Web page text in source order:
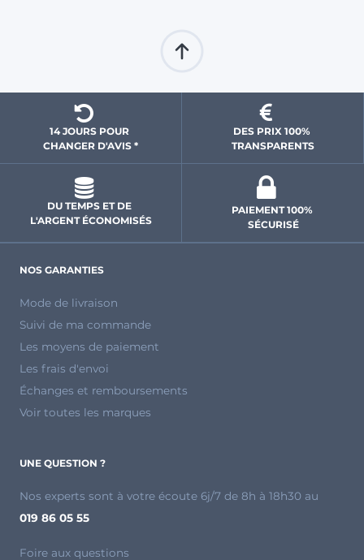
14 JOURS POUR
CHANGER D'AVIS *
DES PRIX 100%
TRANSPARENTS
DU TEMPS ET DE
L'ARGENT ÉCONOMISÉS
PAIEMENT 100%
SÉCURISÉ
NOS GARANTIES
Mode de livraison
Suivi de ma commande
Les moyens de paiement
Les frais d'envoi
Échanges et remboursements
Voir toutes les marques
UNE QUESTION ?
Nos experts sont à votre écoute 6j/7 de 8h à 18h30 au
019 86 05 55
Foire aux questions